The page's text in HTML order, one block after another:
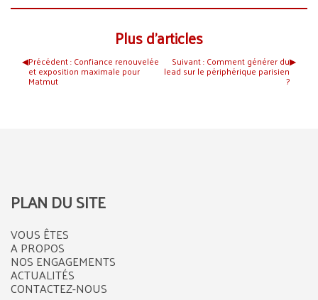
Plus d’articles
◀︎Précédent :Confiance renouvelée
et exposition maximale pour
Matmut
Suivant :Comment générer du
lead sur le périphérique parisien
?
▶︎
PLAN DU SITE
VOUS ÊTES
A PROPOS
NOS ENGAGEMENTS
ACTUALITÉS
CONTACTEZ-NOUS